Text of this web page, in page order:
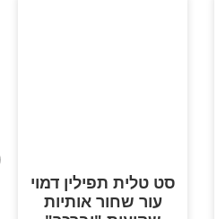
סט טלית תפילין דמוי
עור שחור אותיות